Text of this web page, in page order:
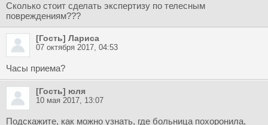
Сколько стоит сделать экспертизу по телесным
повреждениям???
[Гость] Лариса
07 октября 2017, 04:53
Часы приема?
[Гость] юля
10 мая 2017, 13:07
Подскажите, как можно узнать, где больница похоронила,